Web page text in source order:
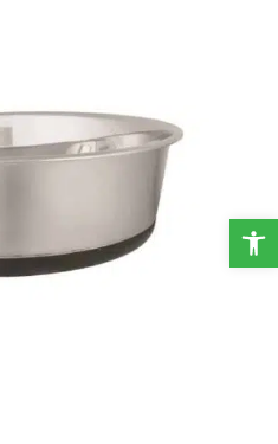
פתח סרגל נגישות